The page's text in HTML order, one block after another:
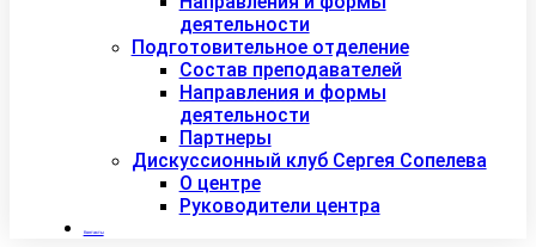
деятельности
Подготовительное отделение
Состав преподавателей
Направления и формы
деятельности
Партнеры
Дискуссионный клуб Сергея Сопелева
О центре
Руководители центра
Контакты